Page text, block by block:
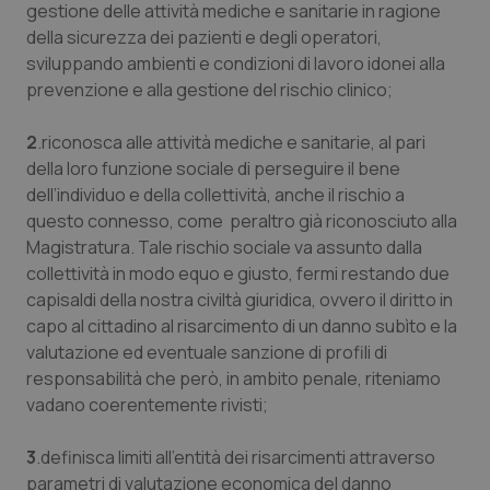
Veneto
Oncoematologia
Psoriasi & pelle
Quotidiano Cardiologia
Quotidiano Chirurgia
Quotidiano Oncologia
Quotidiano Pediatria
Rene & patologie urogenitali
gestione delle attività mediche e sanitarie in ragione
della sicurezza dei pazienti e degli operatori,
sviluppando ambienti e condizioni di lavoro idonei alla
prevenzione e alla gestione del rischio clinico;
2.riconosca alle attività mediche e sanitarie, al pari
della loro funzione sociale di perseguire il bene
dell’individuo e della collettività, anche il rischio a
questo connesso, come peraltro già riconosciuto alla
Magistratura. Tale rischio sociale va assunto dalla
collettività in modo equo e giusto, fermi restando due
capisaldi della nostra civiltà giuridica, ovvero il diritto in
capo al cittadino al risarcimento di un danno subìto e la
valutazione ed eventuale sanzione di profili di
responsabilità che però, in ambito penale, riteniamo
vadano coerentemente rivisti;
3.definisca limiti all’entità dei risarcimenti attraverso
parametri di valutazione economica del danno